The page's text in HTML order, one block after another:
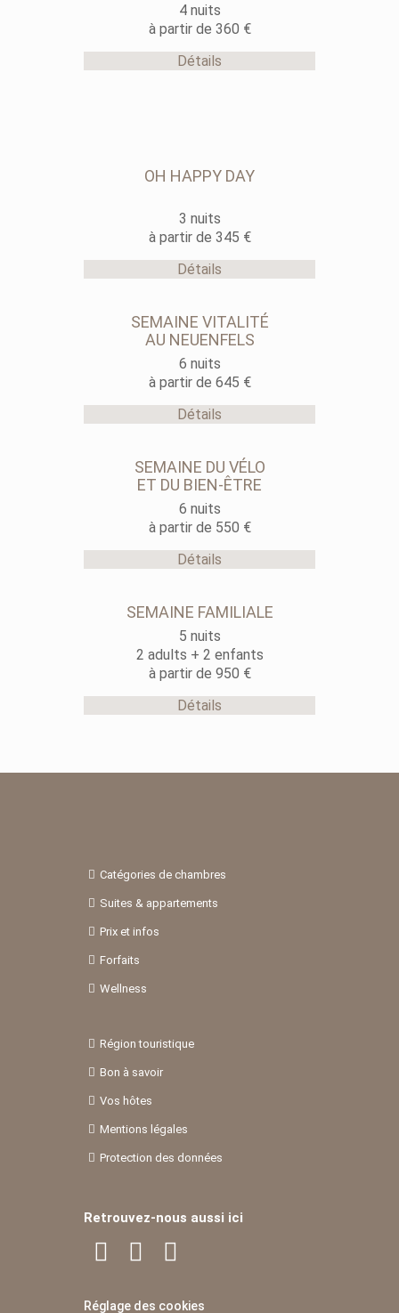
4 nuits
à partir de 360 €
Détails
OH HAPPY DAY
3 nuits
à partir de 345 €
Détails
SEMAINE VITALITÉ
AU NEUENFELS
6 nuits
à partir de 645 €
Détails
SEMAINE DU VÉLO
ET DU BIEN-ÊTRE
6 nuits
à partir de 550 €
Détails
SEMAINE FAMILIALE
5 nuits
2 adults + 2 enfants
à partir de 950 €
Détails
Catégories de chambres
Suites & appartements
Prix et infos
Forfaits
Wellness
Région touristique
Bon à savoir
Vos hôtes
Mentions légales
Protection des données
Retrouvez-nous aussi ici
Réglage des cookies